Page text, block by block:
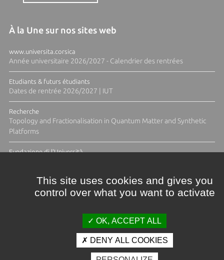
À la Une sur nos sites web
www.universita.corsica
Année universitaire 2026/2027 - Calendrier des rentrées
Etudiants & futurs étudiants
Dates de rentrée 2026/2027 | IUT
Recherche
Topology and Fractionalisation in Quantum Matter and Synthetic
Platforms
Fundazione di l'Università
Crédits et mentions légales
This site uses cookies and gives you
control over what you want to activate
OK, ACCEPT ALL
DENY ALL COOKIES